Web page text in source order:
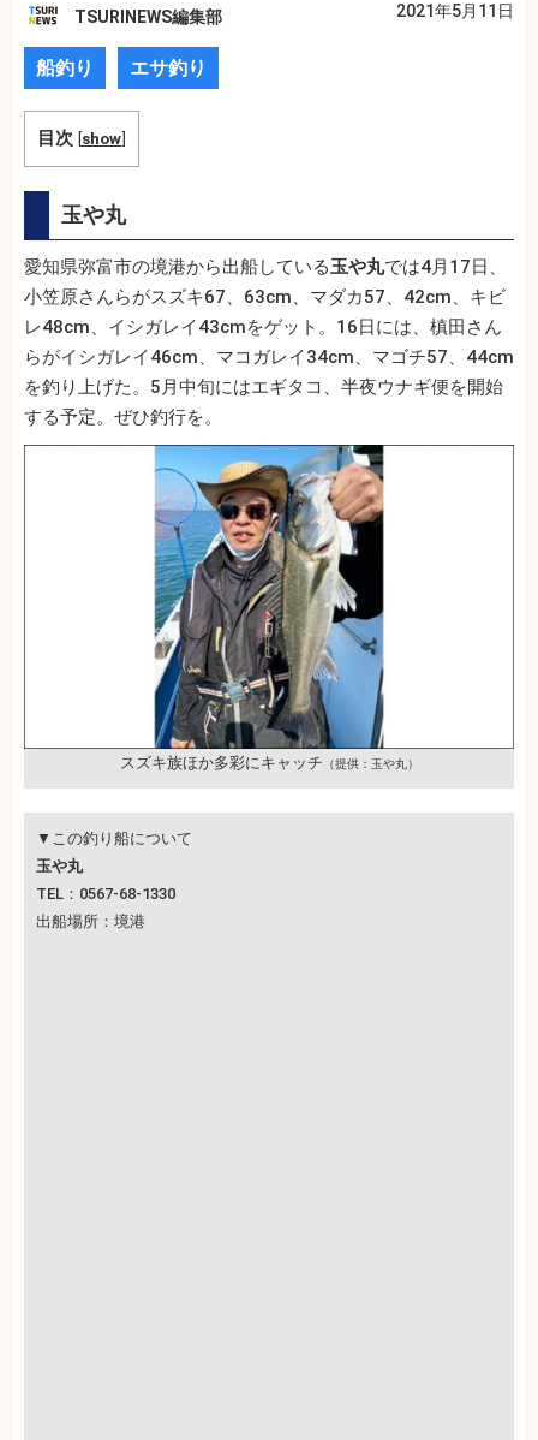
TSURINEWS編集部 2021年5月11日
船釣り エサ釣り
目次 [show]
玉や丸
愛知県弥富市の境港から出船している玉や丸では4月17日、
小笠原さんらがスズキ67、63cm、マダカ57、42cm、キビ
レ48cm、イシガレイ43cmをゲット。16日には、槙田さん
らがイシガレイ46cm、マコガレイ34cm、マゴチ57、44cm
を釣り上げた。5月中旬にはエギタコ、半夜ウナギ便を開始
する予定。ぜひ釣行を。
スズキ族ほか多彩にキャッチ （提供：玉や丸）
▼この釣り船について
玉や丸
TEL：0567-68-1330
出船場所：境港